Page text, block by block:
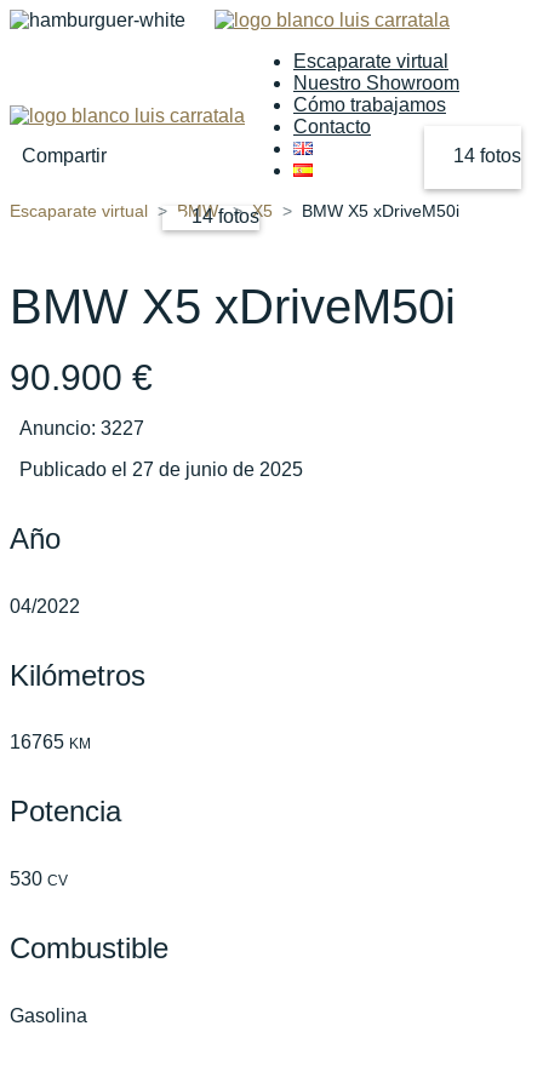
Escaparate virtual
Nuestro Showroom
Cómo trabajamos
Contacto
‹
14 fotos
Compartir
Escaparate virtual BMW X5 BMW X5 xDriveM50i
14 fotos
BMW X5 xDriveM50i
90.900 €
Anuncio: 3227
Publicado el 27 de junio de 2025
Año
04/2022
Kilómetros
16765 KM
Potencia
530 CV
Combustible
Gasolina